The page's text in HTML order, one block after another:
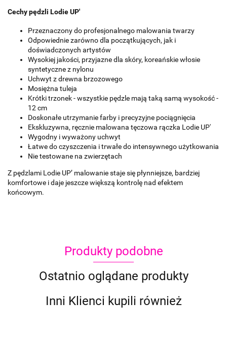
Cechy pędzli Lodie UP'
Przeznaczony do profesjonalnego malowania twarzy
Odpowiednie zarówno dla początkujących, jak i
doświadczonych artystów
Wysokiej jakości, przyjazne dla skóry, koreańskie włosie
syntetyczne z nylonu
Uchwyt z drewna brzozowego
Mosiężna tuleja
Krótki trzonek - wszystkie pędzle mają taką samą wysokość -
12 cm
Doskonałe utrzymanie farby i precyzyjne pociągnięcia
Ekskluzywna, ręcznie malowana tęczowa rączka Lodie UP'
Wygodny i wyważony uchwyt
Łatwe do czyszczenia i trwałe do intensywnego użytkowania
Nie testowane na zwierzętach
Z pędzlami Lodie UP’ malowanie staje się płynniejsze, bardziej
komfortowe i daje jeszcze większą kontrolę nad efektem
końcowym.
Produkty podobne
Ostatnio oglądane produkty
Inni Klienci kupili również